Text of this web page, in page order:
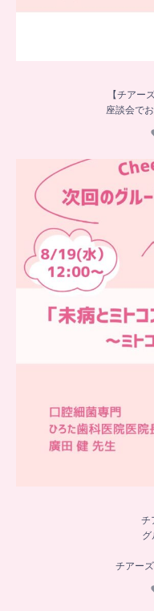
【チアー
座談会で
チ
グ
チアー